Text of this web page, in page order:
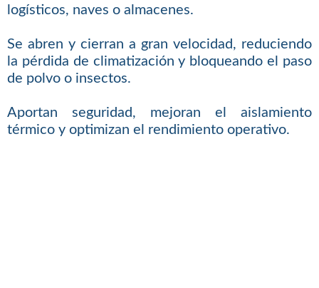
logísticos, naves o almacenes.
Se abren y cierran a gran velocidad, reduciendo
la pérdida de climatización y bloqueando el paso
de polvo o insectos.
Aportan seguridad, mejoran el aislamiento
térmico y optimizan el rendimiento operativo.